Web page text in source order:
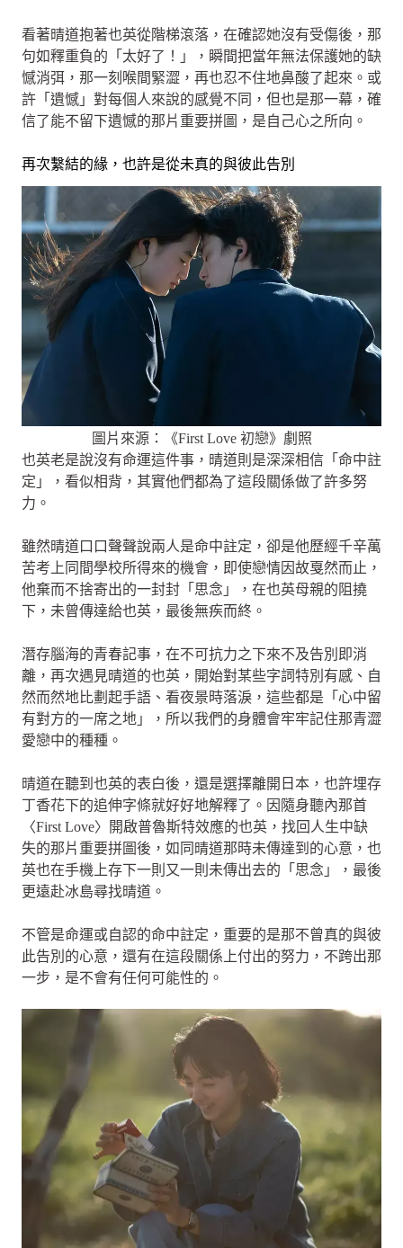
看著晴道抱著也英從階梯滾落，在確認她沒有受傷後，那
句如釋重負的「太好了！」，瞬間把當年無法保護她的缺
憾消弭，那一刻喉間緊澀，再也忍不住地鼻酸了起來。或
許「遺憾」對每個人來說的感覺不同，但也是那一幕，確
信了能不留下遺憾的那片重要拼圖，是自己心之所向。
再次繫結的緣，也許是從未真的與彼此告別
圖片來源：《First Love 初戀》劇照
也英老是說沒有命運這件事，晴道則是深深相信「命中註
定」，看似相背，其實他們都為了這段關係做了許多努
力。
雖然晴道口口聲聲說兩人是命中註定，卻是他歷經千辛萬
苦考上同間學校所得來的機會，即使戀情因故戛然而止，
他棄而不捨寄出的一封封「思念」，在也英母親的阻撓
下，未曾傳達給也英，最後無疾而終。
潛存腦海的青春記事，在不可抗力之下來不及告別即消
離，再次遇見晴道的也英，開始對某些字詞特別有感、自
然而然地比劃起手語、看夜景時落淚，這些都是「心中留
有對方的一席之地」，所以我們的身體會牢牢記住那青澀
愛戀中的種種。
晴道在聽到也英的表白後，還是選擇離開日本，也許埋存
丁香花下的追伸字條就好好地解釋了。因隨身聽內那首
〈First Love〉開啟普魯斯特效應的也英，找回人生中缺
失的那片重要拼圖後，如同晴道那時未傳達到的心意，也
英也在手機上存下一則又一則未傳出去的「思念」，最後
更遠赴冰島尋找晴道。
不管是命運或自認的命中註定，重要的是那不曾真的與彼
此告別的心意，還有在這段關係上付出的努力，不跨出那
一步，是不會有任何可能性的。